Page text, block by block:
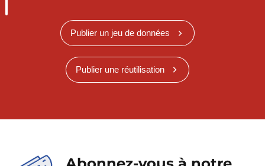
Publier un jeu de données
Publier une réutilisation